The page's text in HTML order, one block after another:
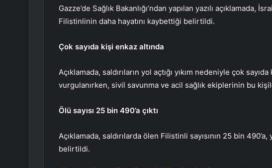
Gazze’de Sağlık Bakanlığı’ndan yapılan yazılı açıklamada,
Filistinlinin daha hayatını kaybettiği belirtildi.
Çok sayıda kişi enkaz altında
Açıklamada, saldırıların yol açtığı yıkım nedeniyle çok
vurgulanırken, sivil savunma ve acil sağlık ekiplerinin bu
Ölü sayısı 25 bin 490’a çıktı
Açıklamada, saldırılarda ölen Filistinli sayısının 25 bin 490’a,
belirtildi.